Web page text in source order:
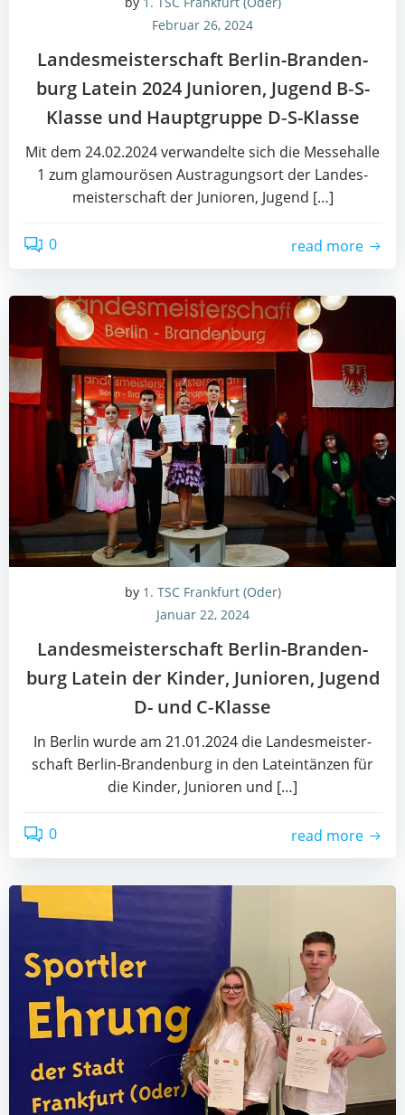
Februar 26, 2024
Lan­des­meis­ter­schaft Ber­lin-Bran­den­
burg Latein 2024 Junio­ren, Jugend B‑S-
Klas­se und Haupt­grup­pe D‑S-Klas­se
Mit dem 24.02.2024 ver­wan­del­te sich die Mes­se­hal­le
1 zum gla­mou­rö­sen Aus­tra­gungs­ort der Lan­des­
meis­ter­schaft der Junio­ren, Jugend […]
0 read more
by 1. TSC Frankfurt (Oder)
Januar 22, 2024
Lan­des­meis­ter­schaft Ber­lin-Bran­den­
burg Latein der Kin­der, Junio­ren, Jugend
D- und C‑Klasse
In Ber­lin wur­de am 21.01.2024 die Lan­des­meis­ter­
schaft Ber­lin-Bran­den­burg in den Latein­tän­zen für
die Kin­der, Junio­ren und […]
0 read more